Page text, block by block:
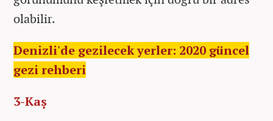
olabilir.
Denizli'de gezilecek yerler: 2020 güncel
gezi rehberi
3-Kaş